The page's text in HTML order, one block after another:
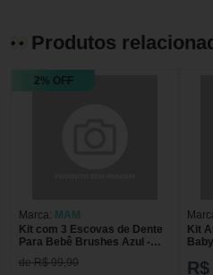
Produtos
2% OFF
Marca: MAM
Kit com 3 Escovas de Dente
Para Bebê Brushes Azul -
de R$ 99,90
Kit